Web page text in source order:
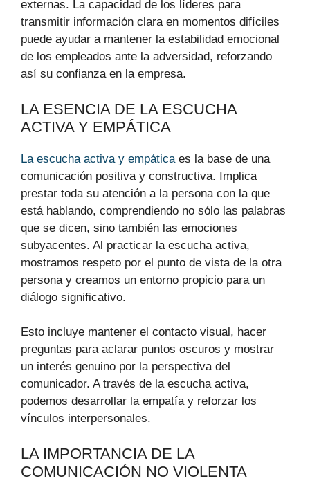
externas. La capacidad de los líderes para
transmitir información clara en momentos difíciles
puede ayudar a mantener la estabilidad emocional
de los empleados ante la adversidad, reforzando
así su confianza en la empresa.
LA ESENCIA DE LA ESCUCHA
ACTIVA Y EMPÁTICA
La escucha activa y empática es la base de una
comunicación positiva y constructiva. Implica
prestar toda su atención a la persona con la que
está hablando, comprendiendo no sólo las palabras
que se dicen, sino también las emociones
subyacentes. Al practicar la escucha activa,
mostramos respeto por el punto de vista de la otra
persona y creamos un entorno propicio para un
diálogo significativo.
Esto incluye mantener el contacto visual, hacer
preguntas para aclarar puntos oscuros y mostrar
un interés genuino por la perspectiva del
comunicador. A través de la escucha activa,
podemos desarrollar la empatía y reforzar los
vínculos interpersonales.
LA IMPORTANCIA DE LA
COMUNICACIÓN NO VIOLENTA